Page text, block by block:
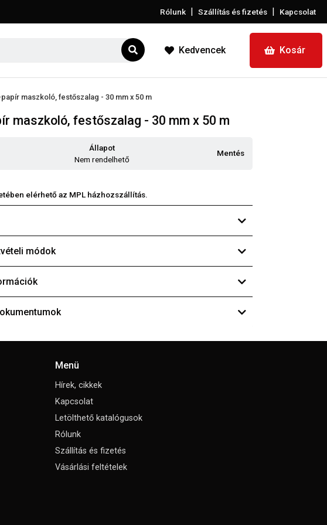
Rólunk | Szállítás és fizetés | Kapcsolat
Kedvencek Kosár
maszkoló, festőszalag - 30 mm x 50 m
maszkoló, festőszalag - 30 mm x 50 m
Állapot
Nem rendelhető
Mentés
elérhető az MPL házhozszállítás.
módok
Menü
Hírek, cikkek
Kapcsolat
Letölthető katalógusok
Rólunk
Szállítás és fizetés
Vásárlási feltételek